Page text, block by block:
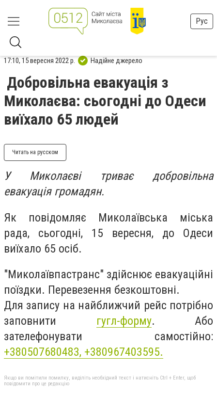
Рус
17:10, 15 вересня 2022 р. Надійне джерело
Добровільна евакуація з
Миколаєва: сьогодні до Одеси
виїхало 65 людей
Читать на русском
У Миколаєві триває добровільна
евакуація громадян.
Як повідомляє Миколаївська міська
рада, сьогодні, 15 вересня, до Одеси
виїхало 65 осіб.
"Миколаївпастранс" здійснює евакуаційні
поїздки. Перевезення безкоштовні.
Для запису на найближчий рейс потрібно
заповнити гугл-форму. Або
зателефонувати самостійно:
+380507680483, +380967403595.
Якщо ви помітили помилку, виділіть необхідний текст і натисніть Ctrl + Enter, щоб
повідомити про це редакцію